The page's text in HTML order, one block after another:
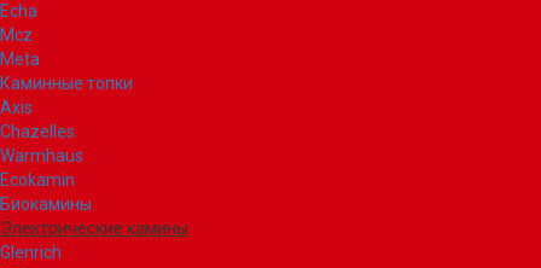
Echa
Mcz
Meta
Каминные топки
Axis
Chazelles
Warmhaus
Ecokamin
Биокамины
Электрические камины
Glenrich